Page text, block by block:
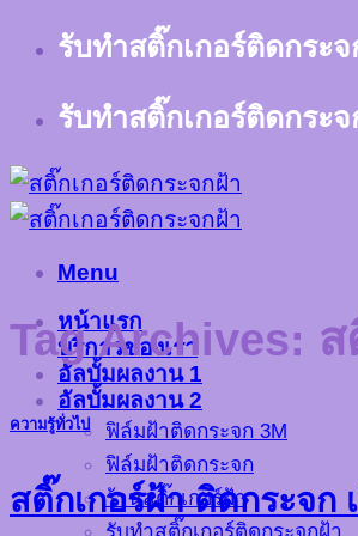
รับทำสติ๊กเกอร์ติดกระ
รับทำสติ๊กเกอร์ติดกระ
Menu
หน้าแรก
บริการของเรา
อัลบั้มผลงาน 1
อัลบั้มผลงาน 2
ฟิล์มฝ้าติดกระจก 3M
ฟิล์มฝ้าติดกระจก
ร้านสติ๊กเกอร์ฝ้า
รับทำสติ๊กเกอร์ติดกระจกฝ้า
Tag Archives: ส
ความรู้ทั่วไป
สติ๊กเกอร์ฝ้า ติดกระจก